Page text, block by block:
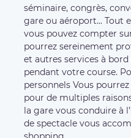
Services:
Car seat
Other carriers in the
ADISPOS,
Wevtc,
LS-CC, Lm, H2L
VTC TOULOUSE
Vycars